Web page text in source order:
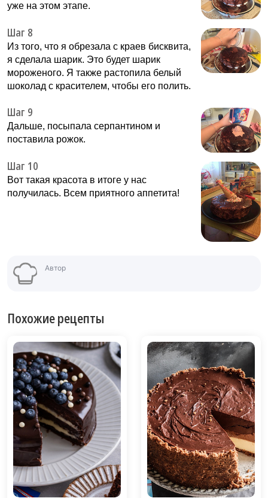
уже на этом этапе.
Шаг 8
Из того, что я обрезала с краев бисквита,
я сделала шарик. Это будет шарик
мороженого. Я также растопила белый
шоколад с красителем, чтобы его полить.
Шаг 9
Дальше, посыпала серпантином и
поставила рожок.
Шаг 10
Вот такая красота в итоге у нас
получилась. Всем приятного аппетита!
Автор
Похожие рецепты